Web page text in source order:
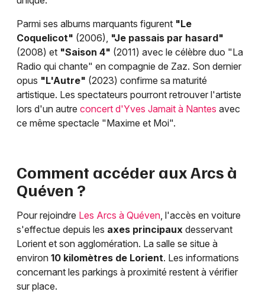
Parmi ses albums marquants figurent "Le
Coquelicot" (2006), "Je passais par hasard"
(2008) et "Saison 4" (2011) avec le célèbre duo "La
Radio qui chante" en compagnie de Zaz. Son dernier
opus "L'Autre" (2023) confirme sa maturité
artistique. Les spectateurs pourront retrouver l'artiste
lors d'un autre concert d'Yves Jamait à Nantes avec
ce même spectacle "Maxime et Moi".
Comment accéder aux Arcs à
Quéven ?
Pour rejoindre Les Arcs à Quéven, l'accès en voiture
s'effectue depuis les axes principaux desservant
Lorient et son agglomération. La salle se situe à
environ 10 kilomètres de Lorient. Les informations
concernant les parkings à proximité restent à vérifier
sur place.